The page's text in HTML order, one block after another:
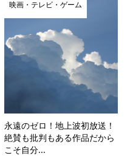
映画・テレビ・ゲーム
永遠のゼロ！地上波初放送！
絶賛も批判もある作品だから
こそ自分...